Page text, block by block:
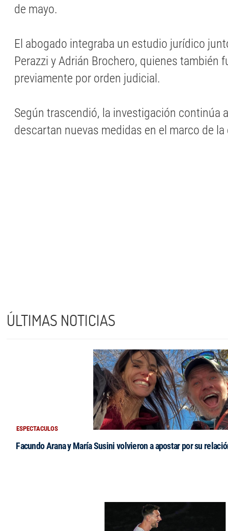
de mayo.
El abogado integraba un estudio jurídico
Perazzi y Adrián Brochero, quienes también
previamente por orden judicial.
Según trascendió, la investigación continúa
descartan nuevas medidas en el marco de la
ÚLTIMAS NOTICIAS
ESPECTACULOS
Facundo Arana y María Susini volvieron a apostar por su